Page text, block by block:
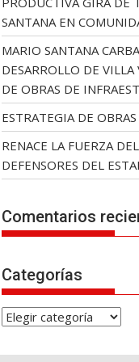
SANTANA EN
MARIO SANTANA
DESARROLLO DE
DE OBRAS DE
ESTRATEGIA DE
RENACE LA FUERZA
DEFENSORES DEL
Comentarios
Categorías
C
t